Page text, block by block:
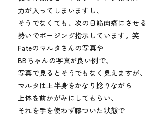
力が入ってしまいますし、
そうでなくても、次の日筋肉痛にさせる
勢いでポージング指示しています。笑
Fateのマルタさんの写真や
BBちゃんの写真が良い例で、
写真で見るとそうでもなく見えますが、
マルタは上半身をかなり捻りながら
上体を前かがみにしてもらい、
それを手を使わず膝ついた状態で